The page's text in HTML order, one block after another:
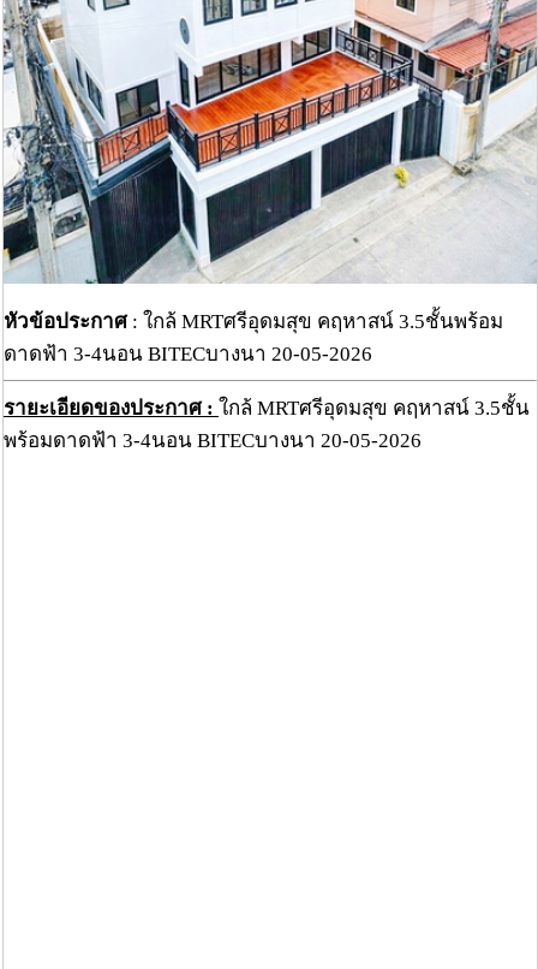
หัวข้อประกาศ: ใกล้ MRTศรีอุดมสุข คฤหาสน์ 3.5ชั้นพร้อม
ดาดฟ้า 3-4นอน BITECบางนา 20-05-2026
รายะเอียดของประกาศ : ใกล้ MRTศรีอุดมสุข คฤหาสน์ 3.5ชั้น
พร้อมดาดฟ้า 3-4นอน BITECบางนา 20-05-2026